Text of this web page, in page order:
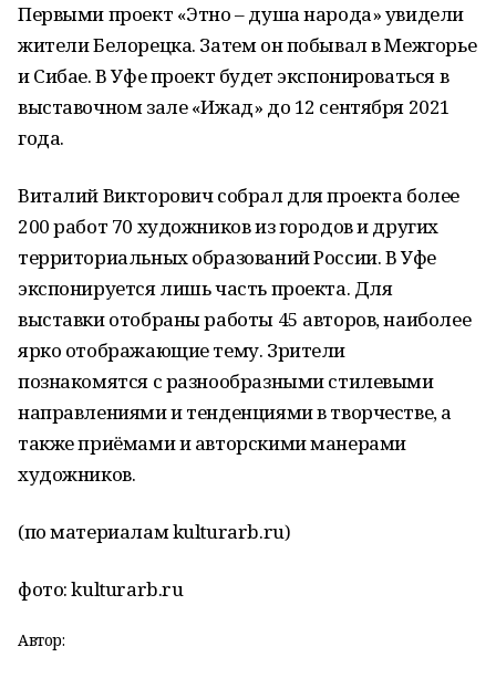
Первыми проект «Этно – душа народа» увидели
жители Белорецка. Затем он побывал в Межгорье
и Сибае. В Уфе проект будет экспонироваться в
выставочном зале «Ижад» до 12 сентября 2021
года.
Виталий Викторович собрал для проекта более
200 работ 70 художников из городов и других
территориальных образований России. В Уфе
экспонируется лишь часть проекта. Для
выставки отобраны работы 45 авторов, наиболее
ярко отображающие тему. Зрители
познакомятся с разнообразными стилевыми
направлениями и тенденциями в творчестве, а
также приёмами и авторскими манерами
художников.
(по материалам kulturarb.ru)
фото: kulturarb.ru
Автор: